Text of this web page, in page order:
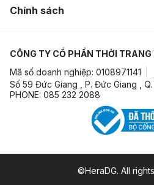
Chính sách
CÔNG TY CỔ PHẦN THỜI
Mã số doanh nghiệp: 0108971141
Số 59 Đức Giang , P. Đức Giang ,
PHONE: 085 232 2088
©HeraDG. All